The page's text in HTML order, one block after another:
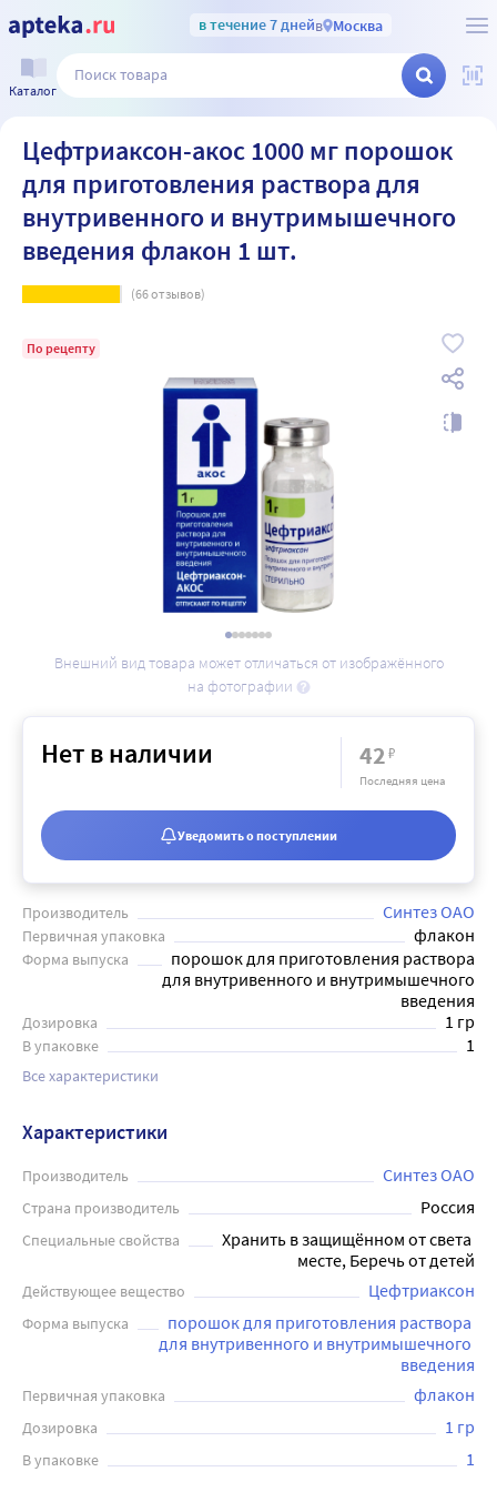
в течение 7 днейв Москва
Каталог
Цефтриаксон-акос 1000 мг порошок
для приготовления раствора для
внутривенного и внутримышечного
введения флакон 1 шт.
(66отзывов)
По рецепту
Внешний вид товара может отличаться от изображённого
на фотографии
Производитель Синтез ОАО
Первичная упаковка флакон
Форма выпуска
порошок для приготовления раствора
для внутривенного и внутримышечного
введения
Дозировка 1 гр
В упаковке 1
Все характеристики
Нет в наличии 42₽
Последняя цена
Уведомить о поступлении
Характеристики
Производитель Синтез ОАО
Страна производитель Россия
Специальные свойства
Хранить в защищённом от света
месте, Беречь от детей
Действующее вещество Цефтриаксон
Форма выпуска
порошок для приготовления раствора
для внутривенного и внутримышечного
введения
Первичная упаковка флакон
Дозировка 1 гр
В упаковке 1